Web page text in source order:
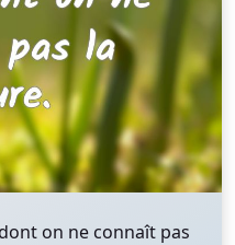
on ne connaît pas